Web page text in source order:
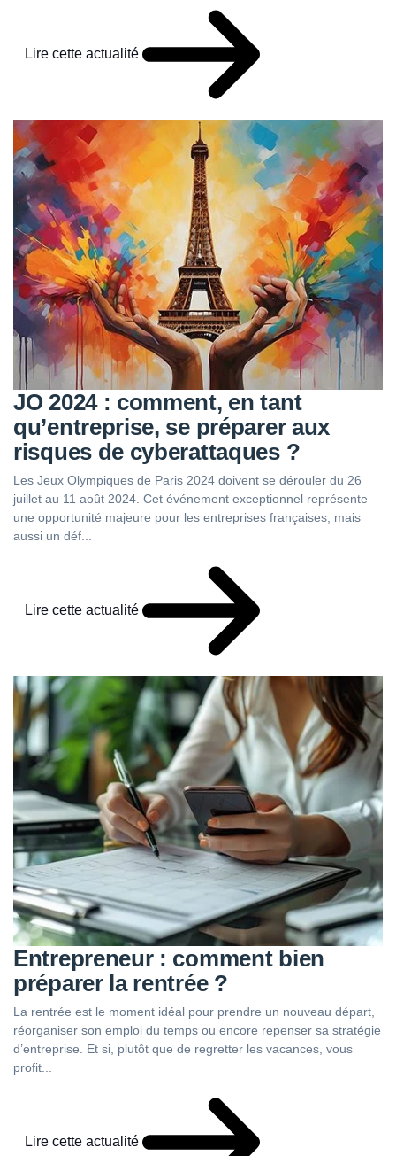
Lire cette actualité
JO 2024 : comment, en tant
qu’entreprise, se préparer aux
risques de cyberattaques ?
Les Jeux Olympiques de Paris 2024 doivent se dérouler du 26
juillet au 11 août 2024. Cet événement exceptionnel représente
une opportunité majeure pour les entreprises françaises, mais
aussi un déf...
Lire cette actualité
Entrepreneur : comment bien
préparer la rentrée ?
La rentrée est le moment idéal pour prendre un nouveau départ,
réorganiser son emploi du temps ou encore repenser sa stratégie
d’entreprise. Et si, plutôt que de regretter les vacances, vous
profit...
Lire cette actualité